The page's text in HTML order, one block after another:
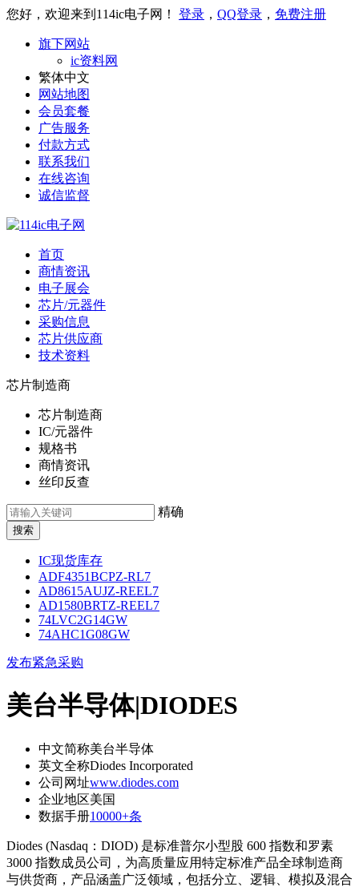
您好，欢迎来到114ic电子网！ 登录 ， QQ登录 ， 免费注册
旗下网站
ic资料网
繁体中文
网站地图
会员套餐
广告服务
付款方式
联系我们
在线咨询
诚信监督
首页
商情资讯
电子展会
芯片/元器件
采购信息
芯片供应商
技术资料
芯片制造商
芯片制造商
IC/元器件
规格书
商情资讯
丝印反查
精确
IC现货库存
ADF4351BCPZ-RL7
AD8615AUJZ-REEL7
AD1580BRTZ-REEL7
74LVC2G14GW
74AHC1G08GW
发布紧急采购
美台半导体|DIODES
中文简称美台半导体
英文全称Diodes Incorporated
公司网址www.diodes.com
企业地区美国
数据手册10000+条
Diodes (Nasdaq：DIOD) 是标准普尔小型股 600 指数和罗素
3000 指数成员公司，为高质量应用特定标准产品全球制造商
与供货商，产品涵盖广泛领域，包括分立、逻辑、模拟及混合